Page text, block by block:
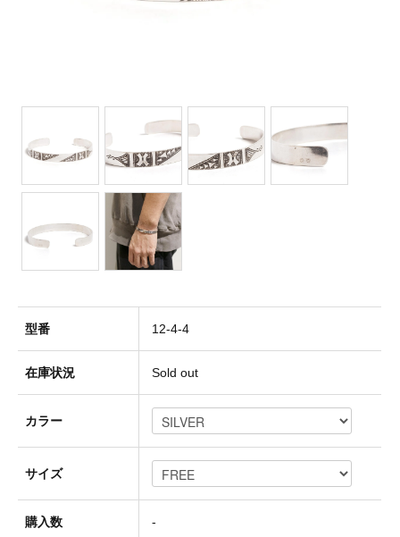
型番 12-4-4
在庫状況 Sold out
カラー
サイズ
購入数 -
Accessories(ファッション小物)
Watches(腕時計)
Socks(靴下)
Underwear(下着)
Sale